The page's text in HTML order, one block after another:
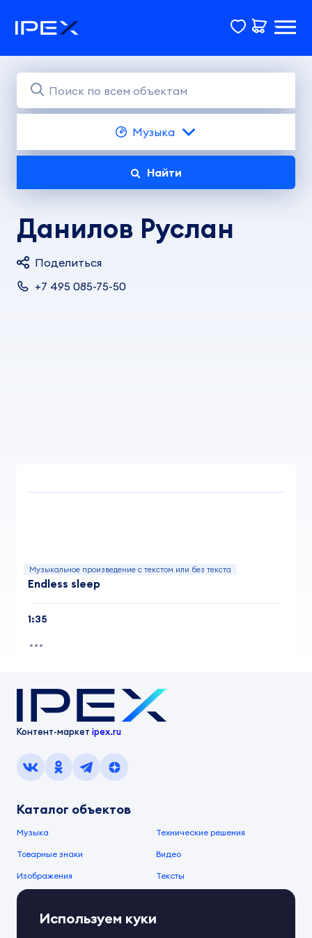
Музыка
Найти
Данилов Руслан
Поделиться
+7 495 085-75-50
Музыкальное произведение с текстом или без текста
Endless sleep
1:35
Контент-маркет ipex.ru
Каталог объектов
Музыка Технические решения
Товарные знаки Видео
Изображения Тексты
О компании
О сервисеИспользуем куки